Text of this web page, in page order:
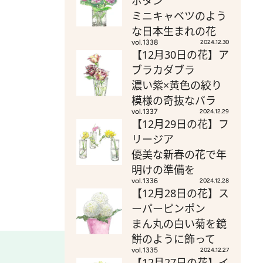
ミニキャベツのよう
な日本生まれの花
vol.1338 2024.12.30
【12月30日の花】ア
ブラカダブラ
濃い紫×黄色の絞り
模様の奇抜なバラ
vol.1337 2024.12.29
【12月29日の花】フ
リージア
優美な新春の花で年
明けの準備を
vol.1336 2024.12.28
【12月28日の花】ス
ーパーピンポン
まん丸の白い菊を鏡
餅のように飾って
vol.1335 2024.12.27